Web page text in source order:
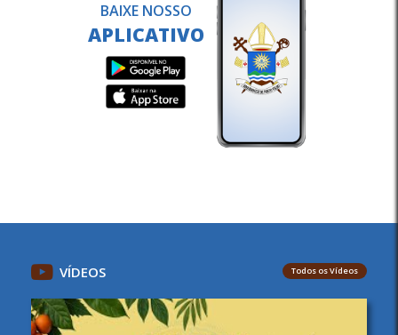
BAIXE NOSSO
APLICATIVO
VÍDEOS Todos os Vídeos